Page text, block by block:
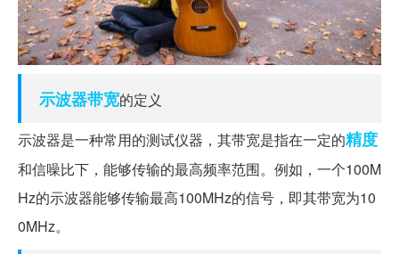
示波器带宽的定义
示波器是一种常用的测试仪器，其带宽是指在一定的精度
和信噪比下，能够传输的最高频率范围。例如，一个100M
Hz的示波器能够传输最高100MHz的信号，即其带宽为10
0MHz。